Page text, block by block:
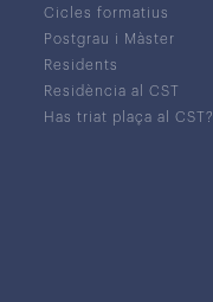
Cicles formatius
Postgrau i Màster
Residents
Residència al CST
Has triat plaça al CST?